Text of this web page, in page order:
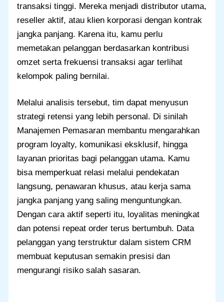
transaksi tinggi. Mereka menjadi distributor utama,
reseller aktif, atau klien korporasi dengan kontrak
jangka panjang. Karena itu, kamu perlu
memetakan pelanggan berdasarkan kontribusi
omzet serta frekuensi transaksi agar terlihat
kelompok paling bernilai.
Melalui analisis tersebut, tim dapat menyusun
strategi retensi yang lebih personal. Di sinilah
Manajemen Pemasaran membantu mengarahkan
program loyalty, komunikasi eksklusif, hingga
layanan prioritas bagi pelanggan utama. Kamu
bisa memperkuat relasi melalui pendekatan
langsung, penawaran khusus, atau kerja sama
jangka panjang yang saling menguntungkan.
Dengan cara aktif seperti itu, loyalitas meningkat
dan potensi repeat order terus bertumbuh. Data
pelanggan yang terstruktur dalam sistem CRM
membuat keputusan semakin presisi dan
mengurangi risiko salah sasaran.